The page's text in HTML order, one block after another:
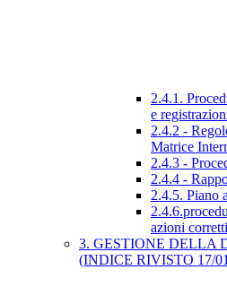
2.4.1.
e
2.4.2 -
Matrice
2.4.3 -
2.4.4 -
2.4.5. Piano
azioni
3. GESTIONE DELLA
(INDICE RIVISTO 17/